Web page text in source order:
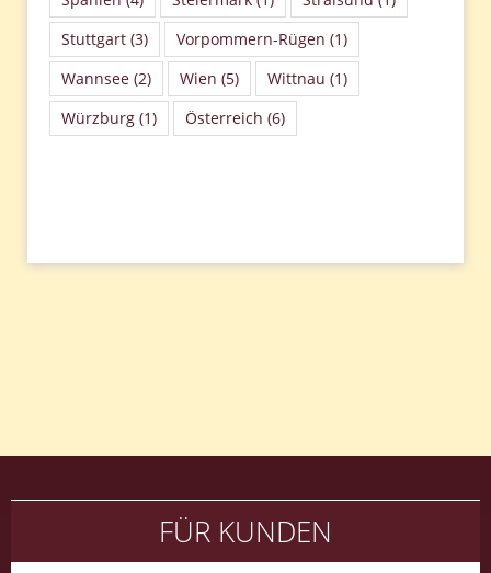
Stuttgart (3) Vorpommern-Rügen (1)
Wannsee (2) Wien (5) Wittnau (1)
Würzburg (1) Österreich (6)
FÜR KUNDEN